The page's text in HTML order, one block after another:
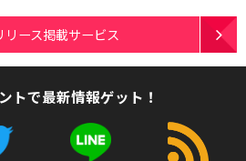
リース掲載サービス
トで最新情報ゲット！